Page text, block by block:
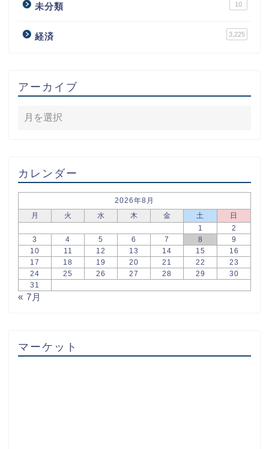
未分類 10
経済 3,225
アーカイブ
カレンダー
2026年8月
月
火 水 木 金 土
日
1
2
3
4 5 6 7 8
9
10
11 12 13 14 15
16
17
18 19 20 21 22
23
24
25 26 27 28 29
30
31
« 7月
マーケット